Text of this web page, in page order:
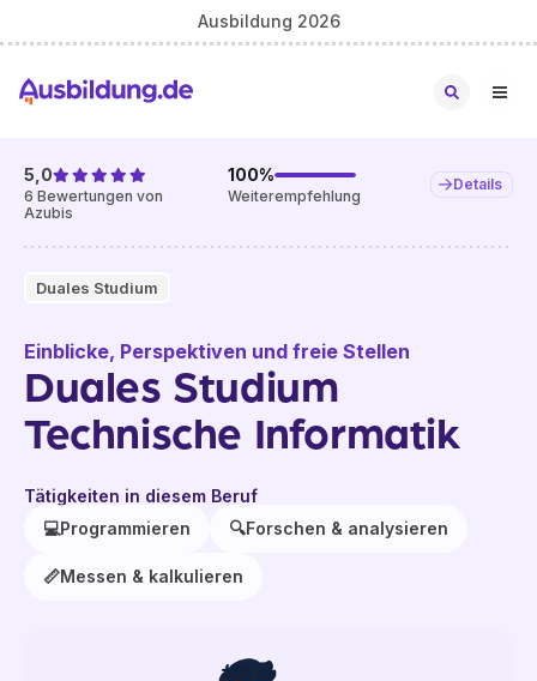
Ausbildung 2026
Duales Studium
5,0
6 Bewertungen von
Azubis
100%
Weiterempfehlung
Details
Einblicke, Perspektiven und freie Stellen
Duales Studium
Technische Informatik
Tätigkeiten in diesem Beruf
💻Programmieren 🔍Forschen & analysieren
📏Messen & kalkulieren